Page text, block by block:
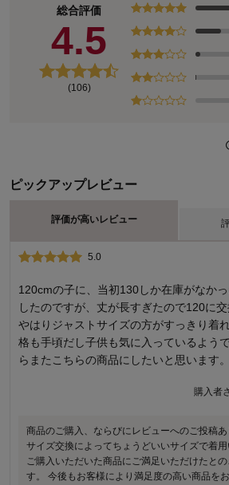
総合評価
4.5
(106)
ピックアップレビュー
評価が高いレビュー
5.0
120cmの子に、当初130しか在庫がなか
したのですが、丈が長すぎたので120に交
やはりジャストサイズの方がすっきり着
格も手頃だし子供も気に入っているよう
らまたこちらの商品にしたいと思います。
購入者
商品のご購入、ならびにレビューへのご投稿あ
サイズ交換によってちょうどいいサイズで着用
ご購入いただいた商品にご満足いただけたと
す。 今後もお客様により満足度の高い商品を
2.0
子供用ではなく私の事務服として購入し
ストはなかなか無いのです。身長157ｃ
たらま～大きいこと！！丈は長いし身幅
て大きいんですね。150にすればよかった
購入者
商品のご購入、ならびにレビューへのご投稿あ
この度は当商品をお選びいただいたにもかかわ
のサイズ感にご満足いただけなかったとのこ
ん。今後もお客様により満足度の高い商品を